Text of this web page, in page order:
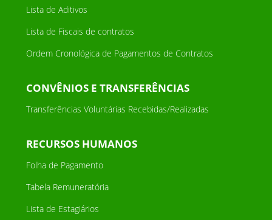
Lista de Aditivos
Lista de Fiscais de contratos
Ordem Cronológica de Pagamentos de Contratos
CONVÊNIOS E TRANSFERÊNCIAS
Transferências Voluntárias Recebidas/Realizadas
RECURSOS HUMANOS
Folha de Pagamento
Tabela Remuneratória
Lista de Estagiários